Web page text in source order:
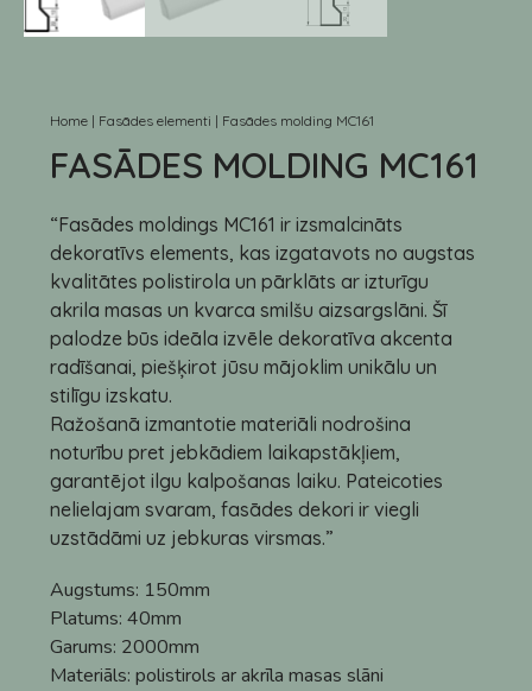
Home | Fasādes elementi | Fasādes molding MC161
FASĀDES MOLDING MC161
“Fasādes moldings MC161 ir izsmalcināts
dekoratīvs elements, kas izgatavots no augstas
kvalitātes polistirola un pārklāts ar izturīgu
akrila masas un kvarca smilšu aizsargslāni. Šī
palodze būs ideāla izvēle dekoratīva akcenta
radīšanai, piešķirot jūsu mājoklim unikālu un
stilīgu izskatu.
Ražošanā izmantotie materiāli nodrošina
noturību pret jebkādiem laikapstākļiem,
garantējot ilgu kalpošanas laiku. Pateicoties
nelielajam svaram, fasādes dekori ir viegli
uzstādāmi uz jebkuras virsmas.”
Augstums: 150mm
Platums: 40mm
Garums: 2000mm
Materiāls: polistirols ar akrīla masas slāni